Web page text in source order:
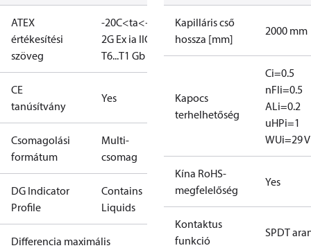
ATEX
értékesítési
szöveg
-20C<ta<+65C
2G Ex ia IIC
T6...T1 Gb
CE
tanúsítvány
Yes
Csomagolási
formátum
Multi-
csomag
DG Indicator
Profile
Contains
Liquids
Differencia maximális
Kapilláris cső
hossza [mm]
2000 mm
Kapocs
terhelhetőség
Ci=0.5
nFIi=0.5
ALi=0.2
uHPi=1
WUi=29 V
Kína RoHS-
megfelelőség
Yes
Kontaktus
funkció
SPDT